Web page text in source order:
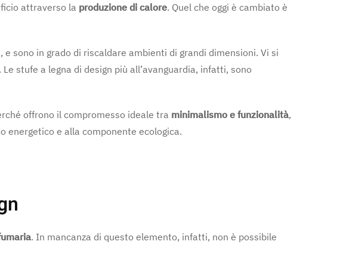
attraverso la produzione di calore. Quel che oggi è cambiato è
sono in grado di riscaldare ambienti di grandi dimensioni. Vi si
. Le stufe a legna di design più all’avanguardia, infatti, sono
offrono il compromesso ideale tra minimalismo e funzionalità,
energetico e alla componente ecologica.
legna di design
. In mancanza di questo elemento, infatti, non è possibile